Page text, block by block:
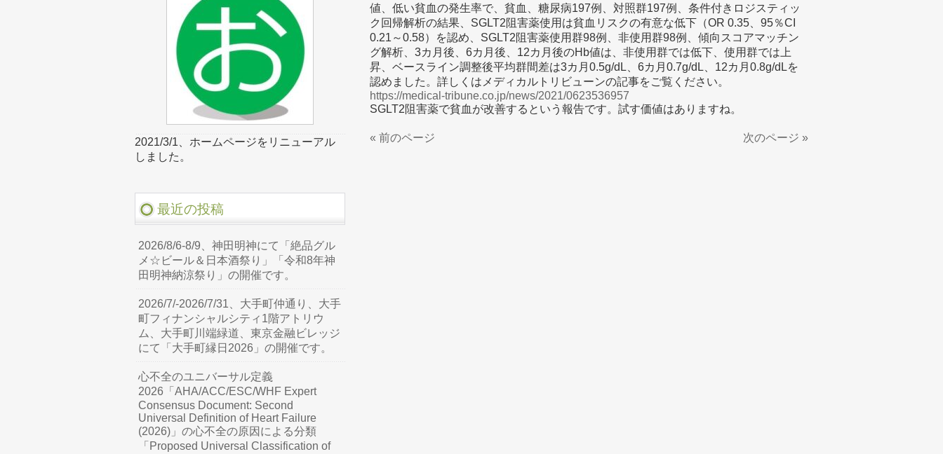
値、低い貧血の発生率で、貧血、糖尿病197例、対照群197例、条件付きロジスティッ
ク回帰解析の結果、SGLT2阻害薬使用は貧血リスクの有意な低下（OR 0.35、95％CI
0.21～0.58）を認め、SGLT2阻害薬使用群98例、非使用群98例、傾向スコアマッチン
グ解析、3カ月後、6カ月後、12カ月後のHb値は、非使用群では低下、使用群では上
昇、ベースライン調整後平均群間差は3カ月0.5g/dL、6カ月0.7g/dL、12カ月0.8g/dLを
認めました。詳しくはメディカルトリビューンの記事をご覧ください。
https://medical-tribune.co.jp/news/2021/0623536957
SGLT2阻害薬で貧血が改善するという報告です。試す価値はありますね。
« 前のページ 次のページ »
2021/3/1、ホームページをリニューアル
しました。
最近の投稿
2026/8/6-8/9、神田明神にて「絶品グル
メ☆ビール＆日本酒祭り」「令和8年神
田明神納涼祭り」の開催です。
2026/7/-2026/7/31、大手町仲通り、大手
町フィナンシャルシティ1階アトリウ
ム、大手町川端緑道、東京金融ビレッジ
にて「大手町縁日2026」の開催です。
心不全のユニバーサル定義
2026「AHA/ACC/ESC/WHF Expert
Consensus Document: Second
Universal Definition of Heart Failure
(2026)」の心不全の原因による分類
「Proposed Universal Classification of